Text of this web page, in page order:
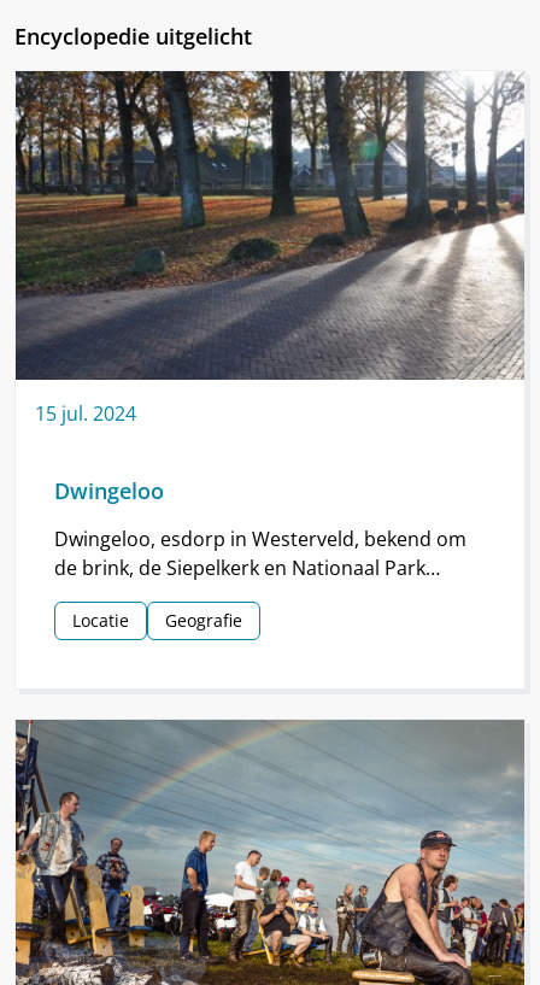
Encyclopedie uitgelicht
15 jul. 2024
Dwingeloo
Dwingeloo, esdorp in Westerveld, bekend om
de brink, de Siepelkerk en Nationaal Park
Dwingelderveld. Het dorp ontstond rond de
middeleeuwen.
Locatie Geografie